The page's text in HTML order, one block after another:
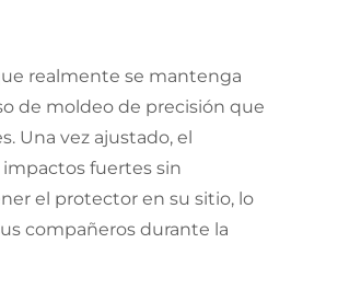
realmente se mantenga
de moldeo de precisión que
Una vez ajustado, el
fuertes sin
el protector en su sitio, lo
compañeros durante la